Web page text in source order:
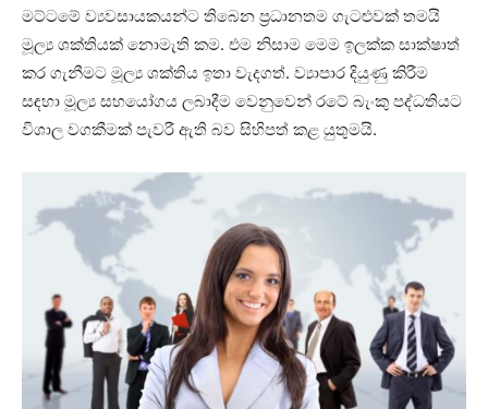
මට්ටමේ ව්‍යවසායකයන්ට තිබෙන ප්‍රධානතම ගැටළුවක් තමයි
මූල්‍ය ශක්තියක් නොමැති කම. එම නිසාම මෙම ඉලක්ක සාක්ෂාත්
කර ගැනීමට මූල්‍ය ශක්තිය ඉතා වැදගත්. ව්‍යාපාර දියුණු කිරීම
සඳහා මූල්‍ය සහයෝගය ලබාදීම වෙනුවෙන් රටේ බැංකු පද්ධතියට
විශාල වගකීමක් පැවරී ඇති බව සිහිපත් කළ යුතුමයි.